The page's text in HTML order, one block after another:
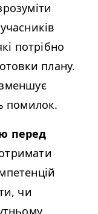
потрібно
плану.
помилок.
перед
чи